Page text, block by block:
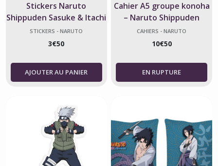
Stickers Naruto
Shippuden Sasuke & Itachi
– 2 planches ABYstyle
STICKERS - NARUTO
3€50
AJOUTER AU PANIER
Cahier A5 groupe konoha
– Naruto Shippuden
CAHIERS - NARUTO
10€50